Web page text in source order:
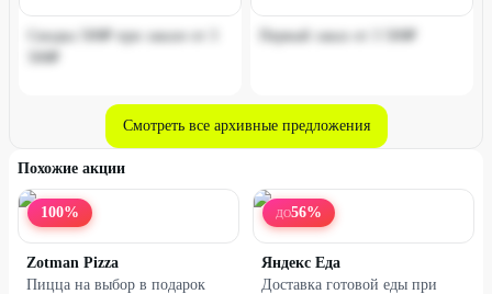
Скидка 500₽ при заказе от 3
Первый заказ от 3 500₽
Смотреть все архивные предложения
Похожие акции
100%
Zotman Pizza
Пицца на выбор в подарок
ДО56%
Яндекс Еда
Доставка готовой еды при